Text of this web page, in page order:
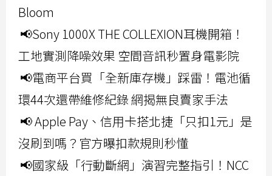
Bloom
📢Sony 1000X THE COLLEXION耳機開箱！
工地實測降噪效果 空間音訊秒置身電影院
📢電商平台買「全新庫存機」踩雷！電池循
環44次還帶維修紀錄 網揭無良賣家手法
📢 Apple Pay、信用卡搭北捷「只扣1元」是
沒刷到嗎？官方曝扣款規則秒懂
📢國家級「行動斷網」演習完整指引！NCC